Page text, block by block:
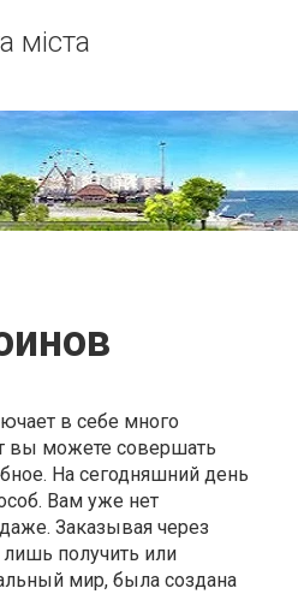
міста
в себе много
вы можете совершать
На сегодняшний день
Вам уже нет
Заказывая через
лишь получить или
мир, была создана